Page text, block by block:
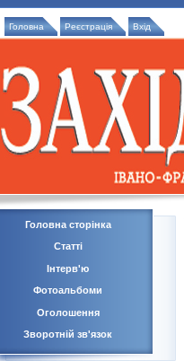
Головна Реєстрація Вхід
Головна сторінка
Статті
Інтерв'ю
Фотоальбоми
Оголошення
Зворотній зв'язок